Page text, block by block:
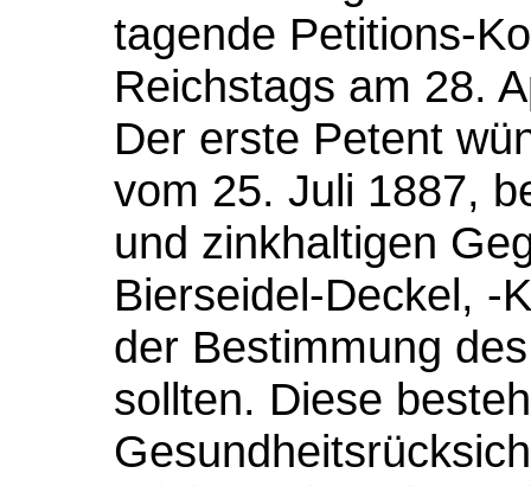
tagende Petitions-
Reichstags am 28.
Der erste Petent
vom 25. Juli 1887,
und zinkhaltigen
Bierseidel-Deckel, -
der Bestimmung
sollten. Diese